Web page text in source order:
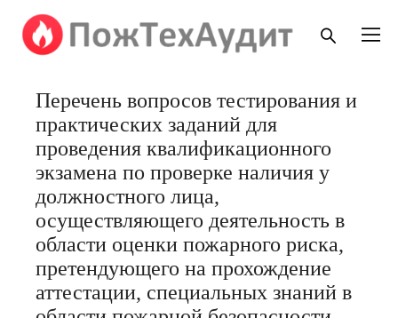
Перечень вопросов тестирования и
практических заданий для
проведения квалификационного
экзамена по проверке наличия у
должностного лица,
осуществляющего деятельность в
области оценки пожарного риска,
претендующего на прохождение
аттестации, специальных знаний в